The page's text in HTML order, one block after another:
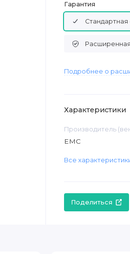
Гарантия
Стандартная
Подробнее о
Характеристики
Производитель
EMC
Все
Поделиться